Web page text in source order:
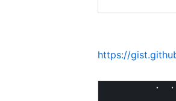
https://